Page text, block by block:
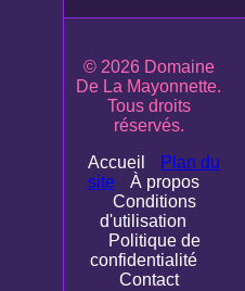
© 2026 Domaine
De La Mayonnette.
Tous droits
réservés.
Accueil
Plan du
site
À propos
Conditions
d'utilisation
Politique de
confidentialité
Contact